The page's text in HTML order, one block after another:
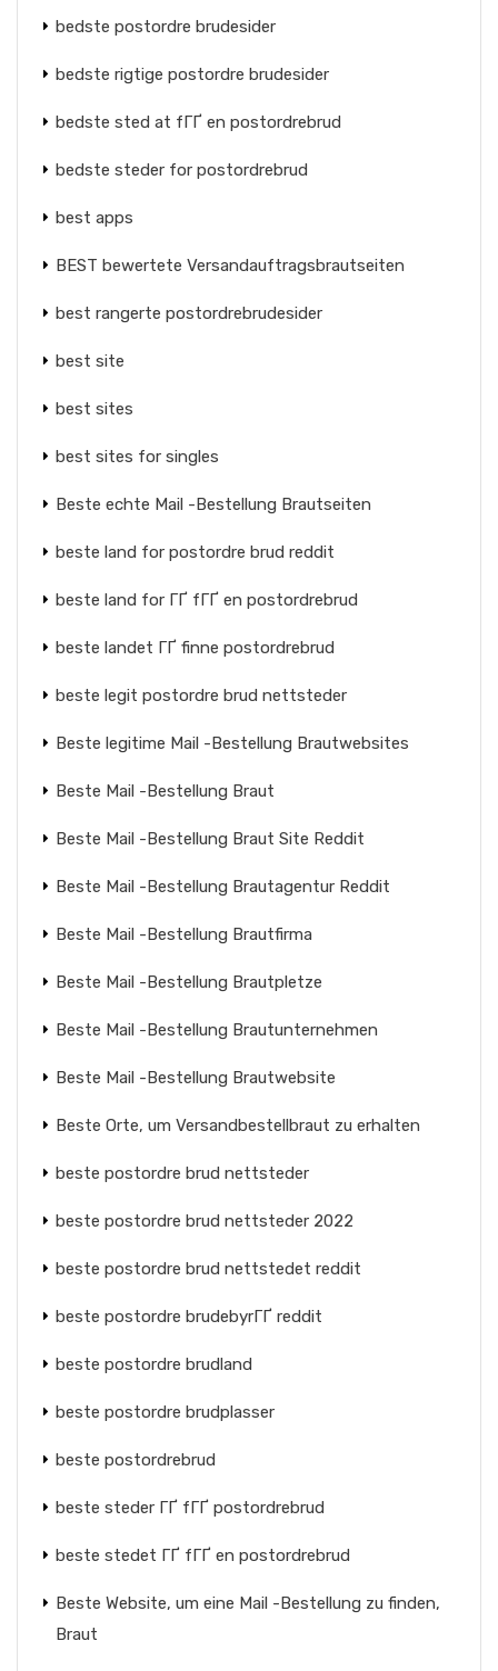
bedste postordre brudesider
bedste rigtige postordre brudesider
bedste sted at fГҐ en postordrebrud
bedste steder for postordrebrud
best apps
BEST bewertete Versandauftragsbrautseiten
best rangerte postordrebrudesider
best site
best sites
best sites for singles
Beste echte Mail -Bestellung Brautseiten
beste land for postordre brud reddit
beste land for ГҐ fГҐ en postordrebrud
beste landet ГҐ finne postordrebrud
beste legit postordre brud nettsteder
Beste legitime Mail -Bestellung Brautwebsites
Beste Mail -Bestellung Braut
Beste Mail -Bestellung Braut Site Reddit
Beste Mail -Bestellung Brautagentur Reddit
Beste Mail -Bestellung Brautfirma
Beste Mail -Bestellung Brautpletze
Beste Mail -Bestellung Brautunternehmen
Beste Mail -Bestellung Brautwebsite
Beste Orte, um Versandbestellbraut zu erhalten
beste postordre brud nettsteder
beste postordre brud nettsteder 2022
beste postordre brud nettstedet reddit
beste postordre brudebyrГҐ reddit
beste postordre brudland
beste postordre brudplasser
beste postordrebrud
beste steder ГҐ fГҐ postordrebrud
beste stedet ГҐ fГҐ en postordrebrud
Beste Website, um eine Mail -Bestellung zu finden,
Braut